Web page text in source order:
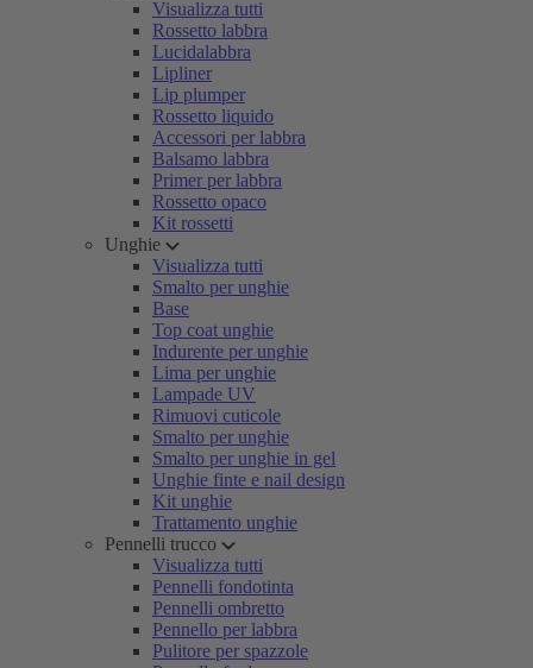
Visualizza tutti
Rossetto labbra
Lucidalabbra
Lipliner
Lip plumper
Rossetto liquido
Accessori per labbra
Balsamo labbra
Primer per labbra
Rossetto opaco
Kit rossetti
Unghie
Visualizza tutti
Smalto per unghie
Base
Top coat unghie
Indurente per unghie
Lima per unghie
Lampade UV
Rimuovi cuticole
Smalto per unghie
Smalto per unghie in gel
Unghie finte e nail design
Kit unghie
Trattamento unghie
Pennelli trucco
Visualizza tutti
Pennelli fondotinta
Pennelli ombretto
Pennello per labbra
Pulitore per spazzole